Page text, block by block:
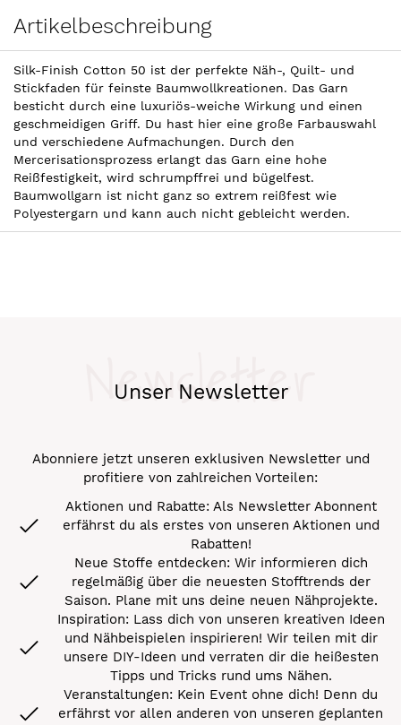
Artikelbeschreibung
Silk-Finish Cotton 50 ist der perfekte Näh-, Quilt- und
Stickfaden für feinste Baumwollkreationen. Das Garn
besticht durch eine luxuriös-weiche Wirkung und einen
geschmeidigen Griff. Du hast hier eine große Farbauswahl
und verschiedene Aufmachungen. Durch den
Mercerisationsprozess erlangt das Garn eine hohe
Reißfestigkeit, wird schrumpffrei und bügelfest.
Baumwollgarn ist nicht ganz so extrem reißfest wie
Polyestergarn und kann auch nicht gebleicht werden.
Unser Newsletter
Newsletter
Abonniere jetzt unseren exklusiven Newsletter und
profitiere von zahlreichen Vorteilen:
Aktionen und Rabatte: Als Newsletter Abonnent
erfährst du als erstes von unseren Aktionen und
Rabatten!
Neue Stoffe entdecken: Wir informieren dich
regelmäßig über die neuesten Stofftrends der
Saison. Plane mit uns deine neuen Nähprojekte.
Inspiration: Lass dich von unseren kreativen Ideen
und Nähbeispielen inspirieren! Wir teilen mit dir
unsere DIY-Ideen und verraten dir die heißesten
Tipps und Tricks rund ums Nähen.
Veranstaltungen: Kein Event ohne dich! Denn du
erfährst vor allen anderen von unseren geplanten